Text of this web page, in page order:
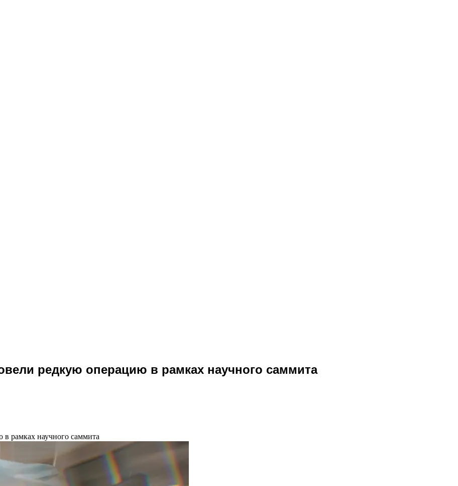
редкую операцию в рамках научного саммита
рамках научного саммита